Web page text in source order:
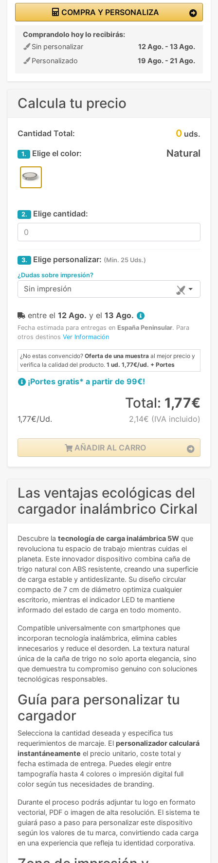
COMPRA Y PERSONALIZA
Comprandolo hoy lo recibirás:
Sin personalizar
12 Ago. - 13 Ago.
Personalizado
19 Ago. - 21 Ago.
Calcula tu precio
Cantidad Total: 0 uds.
1. Elige el color: Natural
2. Elige cantidad:
3. Elige personalizar: (Min. 25 Uds.)
¿Dudas sobre impresión?
Sin impresión
entre el 12 Ago. y el 13 Ago.
Fecha estimada para entregas en España Peninsular. Para
otros destinos Ver Información
¿No estas convencido? Oferta de una muestra al mejor precio y
verifica la calidad del producto. 1 ud. 1,77€/ud. + Portes
¡Portes gratis* a partir de 99€!
1,77€/Ud.
Total: 1,77€
2,14€ (IVA incluido)
AÑADIR AL CARRO
Las ventajas ecológicas del
cargador inalámbrico Cirkal
Descubre la tecnología de carga inalámbrica 5W que
revoluciona tu espacio de trabajo mientras cuidas el
planeta. Este innovador dispositivo combina caña de
trigo natural con ABS resistente, creando una superficie
de carga estable y antideslizante. Su diseño circular
compacto de 7 cm de diámetro optimiza cualquier
escritorio, mientras el indicador LED te mantiene
informado del estado de carga en todo momento.
Compatible universalmente con smartphones que
incorporan tecnología inalámbrica, elimina cables
innecesarios y reduce el desorden. La textura natural
única de la caña de trigo no solo aporta elegancia, sino
que demuestra tu compromiso genuino con soluciones
tecnológicas responsables.
Guía para personalizar tu
cargador
Selecciona la cantidad deseada y especifica tus
requerimientos de marcaje. El personalizador calculará
instantáneamente el precio unitario, coste total y
fecha estimada de entrega. Puedes elegir entre
tampografía hasta 4 colores o impresión digital full
color según tus necesidades de branding.
Durante el proceso podrás adjuntar tu logo en formato
vectorial, PDF o imagen de alta resolución. El sistema te
guiará paso a paso para personalizar este dispositivo
según los valores de tu marca, convirtiendo cada carga
en una experiencia que refleja tu identidad corporativa.